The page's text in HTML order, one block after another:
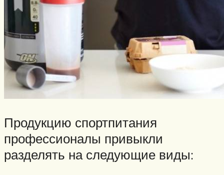
Продукцию спортпитания
профессионалы привыкли
разделять на следующие виды: